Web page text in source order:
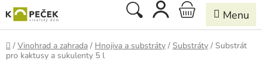
na
obsah
Hledat
NÁKUPNÍ
KOŠÍK
Domů
/ Vinohrad a zahrada / Hnojiva a substráty / Substráty / Substrát
pro kaktusy a sukulenty 5 l